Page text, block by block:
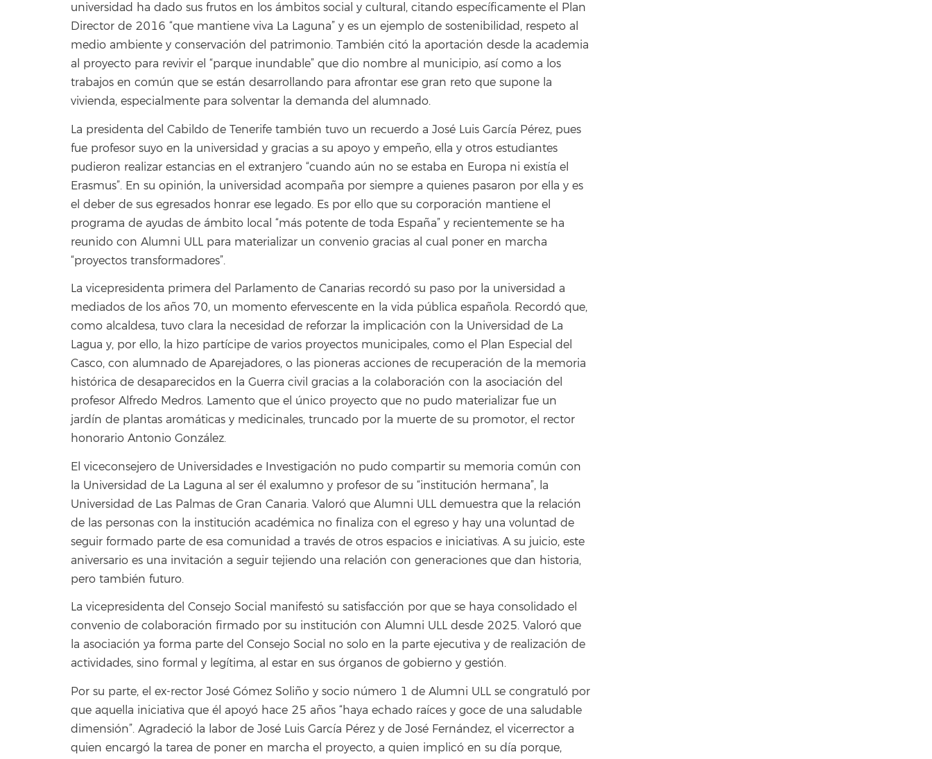
universidad ha dado sus frutos en los ámbitos social y cultural, citando específicamente el Plan
Director de 2016 “que mantiene viva La Laguna” y es un ejemplo de sostenibilidad, respeto al
medio ambiente y conservación del patrimonio. También citó la aportación desde la academia
al proyecto para revivir el “parque inundable” que dio nombre al municipio, así como a los
trabajos en común que se están desarrollando para afrontar ese gran reto que supone la
vivienda, especialmente para solventar la demanda del alumnado.
La presidenta del Cabildo de Tenerife también tuvo un recuerdo a José Luis García Pérez, pues
fue profesor suyo en la universidad y gracias a su apoyo y empeño, ella y otros estudiantes
pudieron realizar estancias en el extranjero “cuando aún no se estaba en Europa ni existía el
Erasmus”. En su opinión, la universidad acompaña por siempre a quienes pasaron por ella y es
el deber de sus egresados honrar ese legado. Es por ello que su corporación mantiene el
programa de ayudas de ámbito local “más potente de toda España” y recientemente se ha
reunido con Alumni ULL para materializar un convenio gracias al cual poner en marcha
“proyectos transformadores”.
La vicepresidenta primera del Parlamento de Canarias recordó su paso por la universidad a
mediados de los años 70, un momento efervescente en la vida pública española. Recordó que,
como alcaldesa, tuvo clara la necesidad de reforzar la implicación con la Universidad de La
Lagua y, por ello, la hizo partícipe de varios proyectos municipales, como el Plan Especial del
Casco, con alumnado de Aparejadores, o las pioneras acciones de recuperación de la memoria
histórica de desaparecidos en la Guerra civil gracias a la colaboración con la asociación del
profesor Alfredo Medros. Lamento que el único proyecto que no pudo materializar fue un
jardín de plantas aromáticas y medicinales, truncado por la muerte de su promotor, el rector
honorario Antonio González.
El viceconsejero de Universidades e Investigación no pudo compartir su memoria común con
la Universidad de La Laguna al ser él exalumno y profesor de su “institución hermana”, la
Universidad de Las Palmas de Gran Canaria. Valoró que Alumni ULL demuestra que la relación
de las personas con la institución académica no finaliza con el egreso y hay una voluntad de
seguir formado parte de esa comunidad a través de otros espacios e iniciativas. A su juicio, este
aniversario es una invitación a seguir tejiendo una relación con generaciones que dan historia,
pero también futuro.
La vicepresidenta del Consejo Social manifestó su satisfacción por que se haya consolidado el
convenio de colaboración firmado por su institución con Alumni ULL desde 2025. Valoró que
la asociación ya forma parte del Consejo Social no solo en la parte ejecutiva y de realización de
actividades, sino formal y legítima, al estar en sus órganos de gobierno y gestión.
Por su parte, el ex-rector José Gómez Soliño y socio número 1 de Alumni ULL se congratuló por
que aquella iniciativa que él apoyó hace 25 años “haya echado raíces y goce de una saludable
dimensión”. Agradeció la labor de José Luis García Pérez y de José Fernández, el vicerrector a
quien encargó la tarea de poner en marcha el proyecto, a quien implicó en su día porque,